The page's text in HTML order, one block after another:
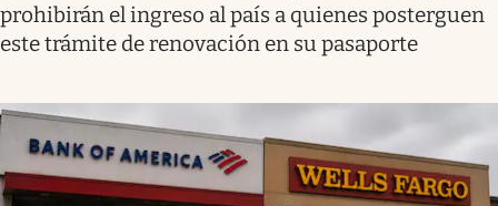
prohibirán el ingreso al país a quienes posterguen
este trámite de renovación en su pasaporte